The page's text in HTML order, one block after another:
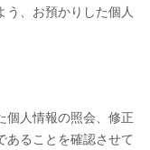
う、お預かりした個人
個人情報の照会、修正
あることを確認させて